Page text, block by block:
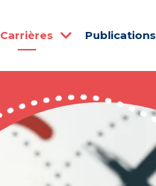
Carrières Publications